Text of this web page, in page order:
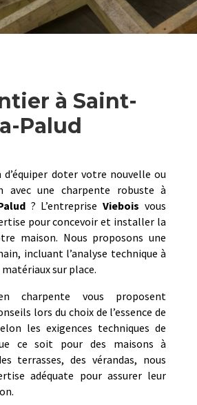
à Saint-
Palud
d’équiper doter votre nouvelle ou
avec une charpente robuste à
? L’entrepriseViebois vous
pour concevoir et installer la
maison. Nous proposons une
incluant l’analyse technique à
matériaux sur place.
charpente vous proposent
lors du choix de l’essence de
les exigences techniques de
ce soit pour des maisons à
terrasses, des vérandas, nous
adéquate pour assurer leur